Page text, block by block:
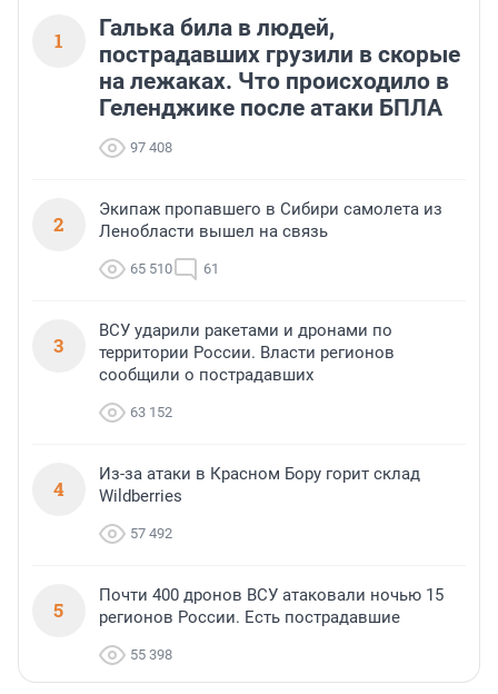
1
Галька била в людей,
пострадавших грузили в скорые
на лежаках. Что происходило в
Геленджике после атаки БПЛА
97 408
2
Экипаж пропавшего в Сибири самолета из
Ленобласти вышел на связь
65 510 61
3
ВСУ ударили ракетами и дронами по
территории России. Власти регионов
сообщили о пострадавших
63 152
4
Из-за атаки в Красном Бору горит склад
Wildberries
57 492
5
Почти 400 дронов ВСУ атаковали ночью 15
регионов России. Есть пострадавшие
55 398